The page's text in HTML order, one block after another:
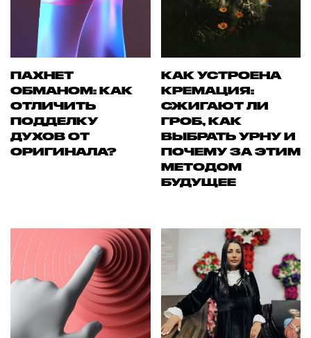
ПАХНЕТ
ОБМАНОМ: КАК
ОТЛИЧИТЬ
ПОДДЕЛКУ
ДУХОВ ОТ
ОРИГИНАЛА?
КАК УСТРОЕНА
КРЕМАЦИЯ:
СЖИГАЮТ ЛИ
ГРОБ, КАК
ВЫБРАТЬ УРНУ И
ПОЧЕМУ ЗА ЭТИМ
МЕТОДОМ
БУДУЩЕЕ